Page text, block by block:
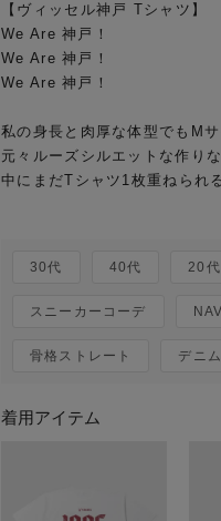
【ヴィッセル神戸 Tシャツ】
We Are 神戸！
We Are 神戸！
We Are 神戸！
私の身長と肉厚な体型でもM
元々ルーズシルエットな作り
中にまだTシャツ1枚重ねられ
30代 40代 20代
スニーカーコーデ
骨格ストレート デニ
着用アイテム